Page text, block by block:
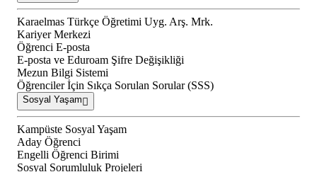
Karaelmas Türkçe Öğretimi Uyg. Arş. Mrk.
Kariyer Merkezi
Öğrenci E-posta
E-posta ve Eduroam Şifre Değişikliği
Mezun Bilgi Sistemi
Öğrenciler İçin Sıkça Sorulan Sorular (SSS)
Sosyal Yaşam
Kampüste Sosyal Yaşam
Aday Öğrenci
Engelli Öğrenci Birimi
Sosyal Sorumluluk Projeleri